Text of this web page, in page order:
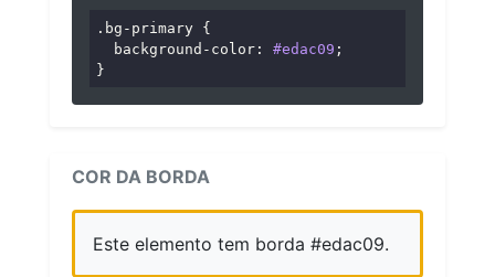
.bg-primary {
background-color : #edac09 ;
}
COR DA BORDA
Este elemento tem borda #edac09.